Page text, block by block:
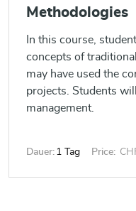
Methodologies
In this course,
concepts of
may have used the
projects. Students
management.
Dauer: 1 Tag Price: